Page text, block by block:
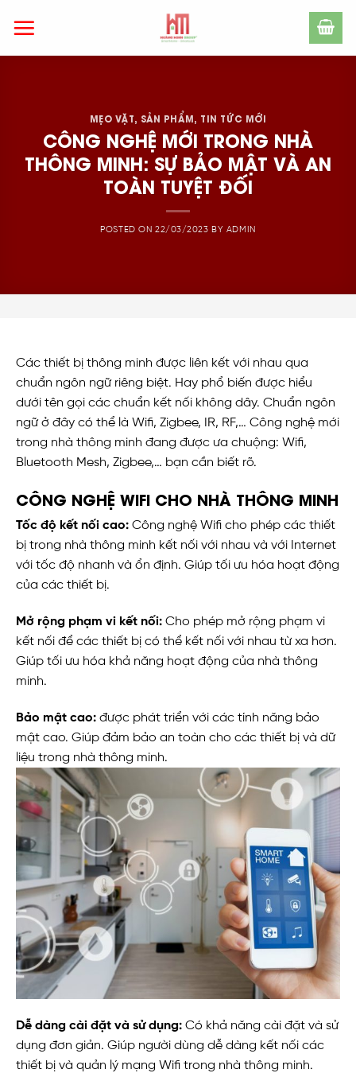
MẸO VẶT, SẢN PHẨM, TIN TỨC MỚI
CÔNG NGHỆ MỚI TRONG NHÀ
THÔNG MINH: SỰ BẢO MẬT VÀ AN
TOÀN TUYỆT ĐỐI
POSTED ON 22/03/2023 BY ADMIN
Các thiết bị thông minh được liên kết với nhau qua
chuẩn ngôn ngữ riêng biệt. Hay phổ biến được hiểu
dưới tên gọi các chuẩn kết nối không dây. Chuẩn ngôn
ngữ ở đây có thể là Wifi, Zigbee, IR, RF,… Công nghệ mới
trong nhà thông minh đang được ưa chuộng: Wifi,
Bluetooth Mesh, Zigbee,… bạn cần biết rõ.
CÔNG NGHỆ WIFI CHO NHÀ THÔNG MINH
Tốc độ kết nối cao: Công nghệ Wifi cho phép các thiết
bị trong nhà thông minh kết nối với nhau và với Internet
với tốc độ nhanh và ổn định. Giúp tối ưu hóa hoạt động
của các thiết bị.
Mở rộng phạm vi kết nối: Cho phép mở rộng phạm vi
kết nối để các thiết bị có thể kết nối với nhau từ xa hơn.
Giúp tối ưu hóa khả năng hoạt động của nhà thông
minh.
Bảo mật cao: được phát triển với các tính năng bảo
mật cao. Giúp đảm bảo an toàn cho các thiết bị và dữ
liệu trong nhà thông minh.
Dễ dàng cài đặt và sử dụng: Có khả năng cài đặt và sử
dụng đơn giản. Giúp người dùng dễ dàng kết nối các
thiết bị và quản lý mạng Wifi trong nhà thông minh.